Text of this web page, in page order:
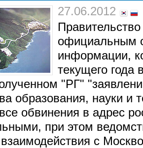
27.06.2012
официальным
информации,
текущего года
"РГ"
образования, науки и
обвинения в адрес
при этом
взаимодействия с